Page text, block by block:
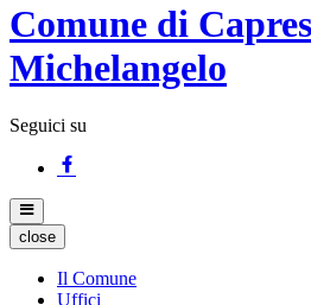
Comune di
Michelangelo
Seguici su
close
Il Comune
Uffici